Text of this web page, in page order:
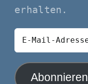
erhalten.
E-
Mail-
Adresse
Abonnieren